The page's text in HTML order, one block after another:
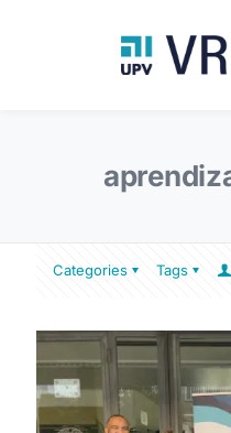
Categories Tags